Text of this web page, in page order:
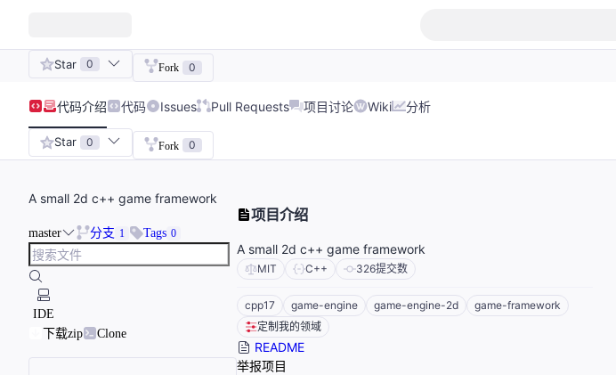
Star 0 Fork 0
代码介绍 代码 Issues Pull Requests 项目讨论 Wiki 分析
Star 0 Fork 0
A small 2d c++ game framework
master 分支 1 Tags 0
IDE
下载zip
Clone
项目介绍
A small 2d c++ game framework
MIT C++ 326提交数
cpp17 game-engine game-engine-2d
game-framework
定制我的领域
README
举报项目